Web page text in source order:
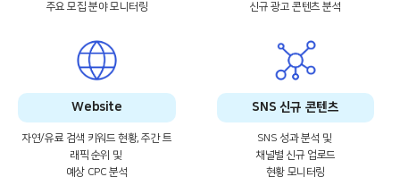
주요 모집 분야 모니터링
신규 광고 콘텐츠 분석
Website
자연/유료 검색 키워드 현황, 주간 트
래픽 순위 및
예상 CPC 분석
SNS 신규 콘텐츠
SNS 성과 분석 및
채널별 신규 업로드
현황 모니터링